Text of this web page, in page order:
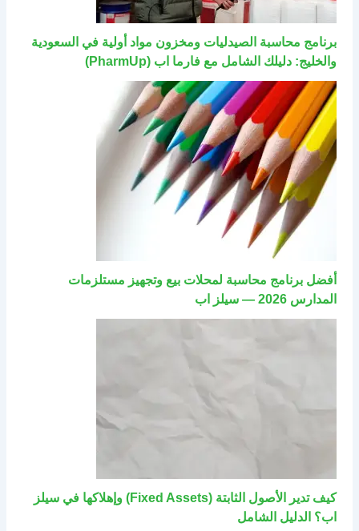
برنامج محاسبة الصيدليات ومخزون مواد أولية في السعودية
والخليج: دليلك الشامل مع فارما اب (PharmUp)
أفضل برنامج محاسبة لمحلات بيع وتجهيز مستلزمات
المدارس 2026 — سيلز اب
كيف تدير الأصول الثابتة (Fixed Assets) وإهلاكها في سيلز
اب؟ الدليل الشامل